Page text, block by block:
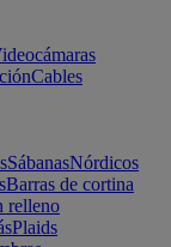
Cables
SábanasNórdicos
Barras de cortina
relleno
Plaids